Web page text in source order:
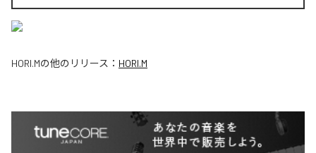
HORI.Mの他のリリース： HORI.M